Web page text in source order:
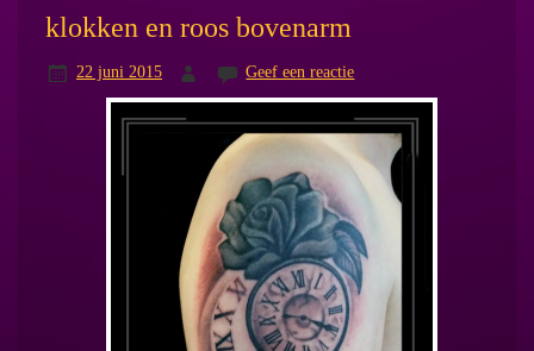
klokken en roos bovenarm
22 juni 2015 Geef een reactie